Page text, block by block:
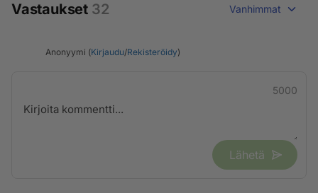
Vastaukset 32 Vanhimmat
Anonyymi (Kirjaudu/Rekisteröidy)
5000
Lähetä